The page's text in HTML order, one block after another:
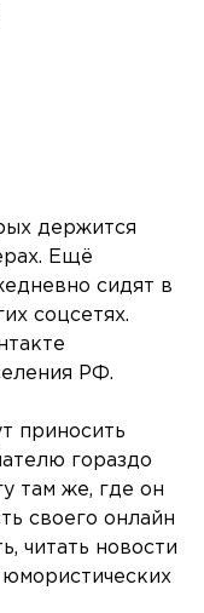
держится
Ещё
сидят в
соцсетях.
РФ.
приносить
гораздо
там же, где он
своего онлайн
читать новости